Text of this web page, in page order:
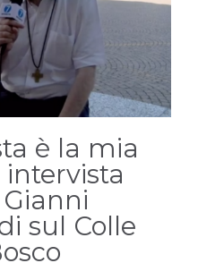
è la mia
intervista
sul Colle